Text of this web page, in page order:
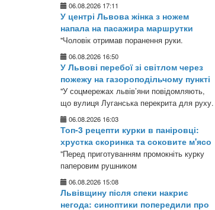
06.08.2026 17:11
У центрі Львова жінка з ножем
напала на пасажира маршрутки
"Чоловік отримав поранення руки.
06.08.2026 16:50
У Львові перебої зі світлом через
пожежу на газороподільчому пункті
"У соцмережах львів’яни повідомляють,
що вулиця Луганська перекрита для руху.
06.08.2026 16:03
Топ-3 рецепти курки в паніровці:
хрустка скоринка та соковите м'ясо
"Перед приготуванням промокніть курку
паперовим рушником
06.08.2026 15:08
Львівщину після спеки накриє
негода: синоптики попередили про